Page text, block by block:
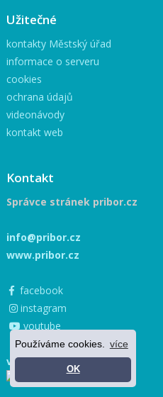
Používáme cookies. více
OK
Užitečné
kontakty Městský úřad
informace o serveru
cookies
ochrana údajů
videonávody
kontakt web
Kontakt
Správce stránek pribor.cz
info@pribor.cz
www.pribor.cz
facebook
instagram
youtube
více »